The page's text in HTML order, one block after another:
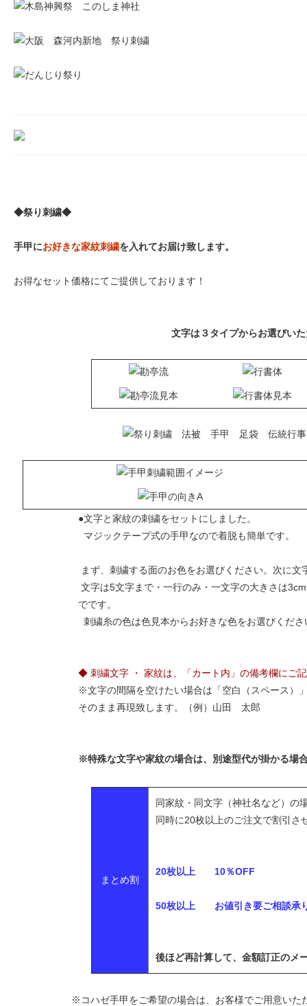
◆祭り刺繍◆
手甲にお好きな家紋刺繍を入れてお届け致します。
お得なセット価格にてご提供しております！
文字は３タイプからお選びい
●文字と家紋の刺繍をセットにしました。
マジックテープ式の手甲なので着脱も簡単です。
まず、刺繍する面のお色をお選びください。次に文
文字は5文字まで・一行のみ・一文字の大きさは
でです。
刺繍糸の色は色見本からお好きな色をお選びくださ
◆ 刺繍文字 ・ 家紋は、「カート内」の備考欄にご
※文字の間隔を空けたい場合は「空白（スペース）
そのまま再現致します。（例）山田 太郎
※特殊な文字や家紋の場合は、別途型代が掛かる場
まとめ割
同家紋・同文字（神社名など）の
同時に20枚以上のご注文で割引さ
20枚以上 10％OFF
50枚以上 お値引き要ご相談承
後ほど再計算して、金額訂正のメ
※コハゼ手甲をご希望の場合は、お客様でご用意いた